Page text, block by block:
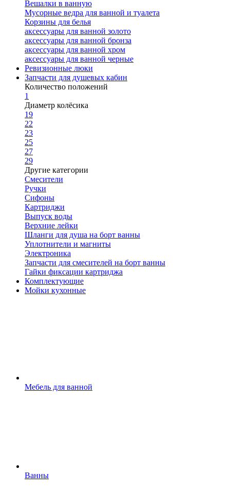
Вешалки в ванную
Мусорные ведра для ванной и туалета
Корзины для белья
аксессуары для ванной золото
аксессуары для ванной бронза
аксессуары для ванной хром
аксессуары для ванной черные
Ревизионные люки
Запчасти для душевых кабин
Количество положений
1
Диаметр колёсика
19
22
23
25
27
29
Другие категории
Смесители
Ручки
Сифоны
Картриджи
Выпуск воды
Верхние лейки
Шланги для душа на борт ванны
Уплотнители и магниты
Электроника
Запчасти для смесителей на борт ванны
Гайки фиксации картриджа
Комплектующие
Мойки кухонные
Мебель для ванной
Ванны